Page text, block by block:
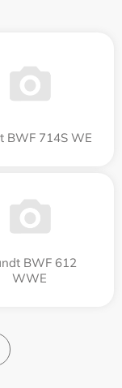
BWF 714S WE
BWF 612
WWE